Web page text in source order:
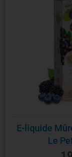
E-liquide
Le